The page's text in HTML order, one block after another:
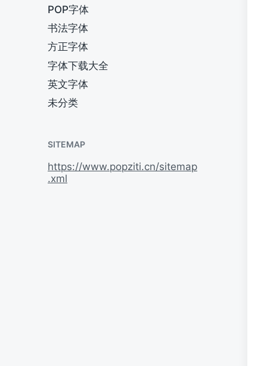
POP字体
书法字体
方正字体
字体下载大全
英文字体
未分类
SITEMAP
https://www.popziti.cn/sitemap
.xml